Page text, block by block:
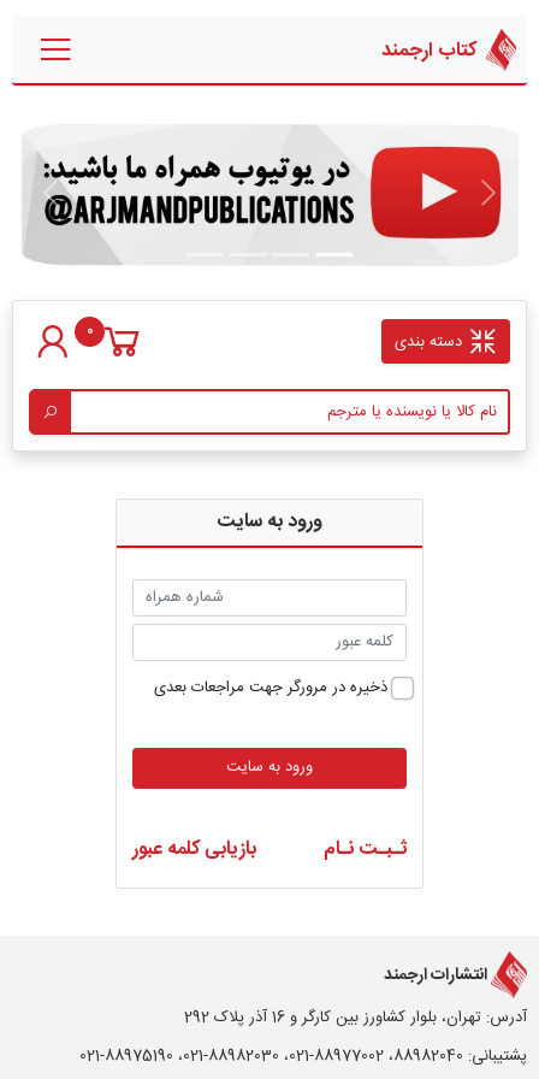
کتاب ارجمند
قبلی بعدی
دسته بندی 0
ورود به سایت
ذخیره در مرورگر جهت مراجعات بعدی
ورود به سایت
ثـبـت نـام بازیابی کلمه عبور
انتشارات ارجمند
آدرس: تهران، بلوار کشاورز بین کارگر و 16 آذر پلاک 292
پشتیبانی: 88982040، 88977002-021، 88982030-021، 88975190-021